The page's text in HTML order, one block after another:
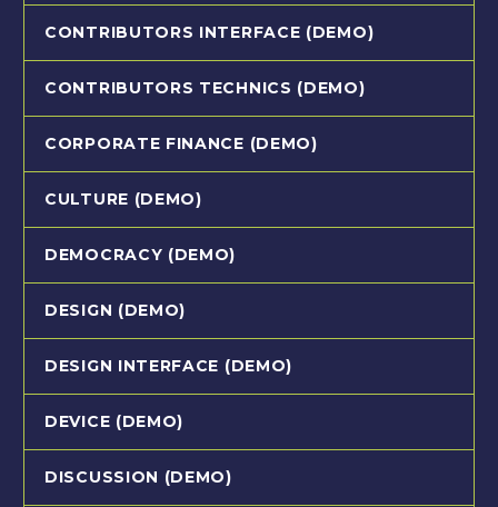
CONTRIBUTORS INTERFACE (DEMO)
CONTRIBUTORS TECHNICS (DEMO)
CORPORATE FINANCE (DEMO)
CULTURE (DEMO)
DEMOCRACY (DEMO)
DESIGN (DEMO)
DESIGN INTERFACE (DEMO)
DEVICE (DEMO)
DISCUSSION (DEMO)